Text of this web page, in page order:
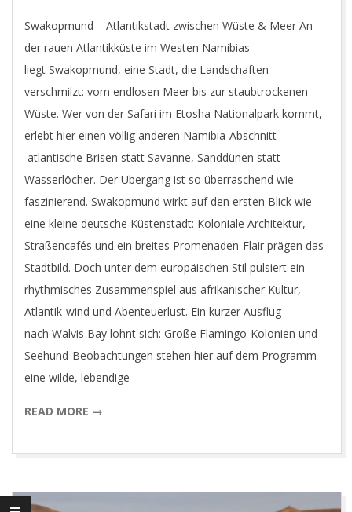
26
Swakopmund – Atlantikstadt zwischen Wüste & Meer An
der rauen Atlantikküste im Westen Namibias
liegt Swakopmund, eine Stadt, die Landschaften
verschmilzt: vom endlosen Meer bis zur staubtrockenen
Wüste. Wer von der Safari im Etosha Nationalpark kommt,
erlebt hier einen völlig anderen Namibia-Abschnitt –
atlantische Brisen statt Savanne, Sanddünen statt
Wasserlöcher. Der Übergang ist so überraschend wie
faszinierend. Swakopmund wirkt auf den ersten Blick wie
eine kleine deutsche Küstenstadt: Koloniale Architektur,
Straßencafés und ein breites Promenaden-Flair prägen das
Stadtbild. Doch unter dem europäischen Stil pulsiert ein
rhythmisches Zusammenspiel aus afrikanischer Kultur,
Atlantik-wind und Abenteuerlust. Ein kurzer Ausflug
nach Walvis Bay lohnt sich: Große Flamingo-Kolonien und
Seehund-Beobachtungen stehen hier auf dem Programm –
eine wilde, lebendige
READ MORE →